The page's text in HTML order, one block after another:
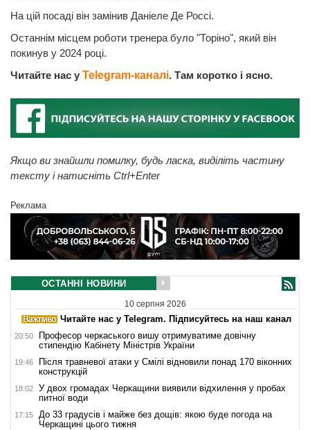
На цій посаді він замінив Даніеле Де Россі.
Останнім місцем роботи тренера було "Торіно", який він
покинув у 2024 році.
Читайте нас у Telegram-каналі. Там коротко і ясно.
Якщо ви знайшли помилку, будь ласка, виділіть частину
тексту і натисніть Ctrl+Enter
Реклама
ОСТАННІ НОВИНИ
10 серпня 2026
Читайте нас у Telegram. Підписуйтесь на наш канал
20:50
Професор черкаського вишу отримуватиме довічну
стипендію Кабінету Міністрів України
19:46
Після травневої атаки у Смілі відновили понад 170 віконних
конструкцій
18:02
У двох громадах Черкащини виявили відхилення у пробах
питної води
17:15
До 33 градусів і майже без дощів: якою буде погода на
Черкащині цього тижня